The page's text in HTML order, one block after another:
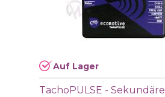
Auf Lager
TachoPULSE - Sekundäre